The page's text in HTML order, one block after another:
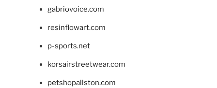
gabriovoice.com
resinflowart.com
p-sports.net
korsairstreetwear.com
petshopallston.com